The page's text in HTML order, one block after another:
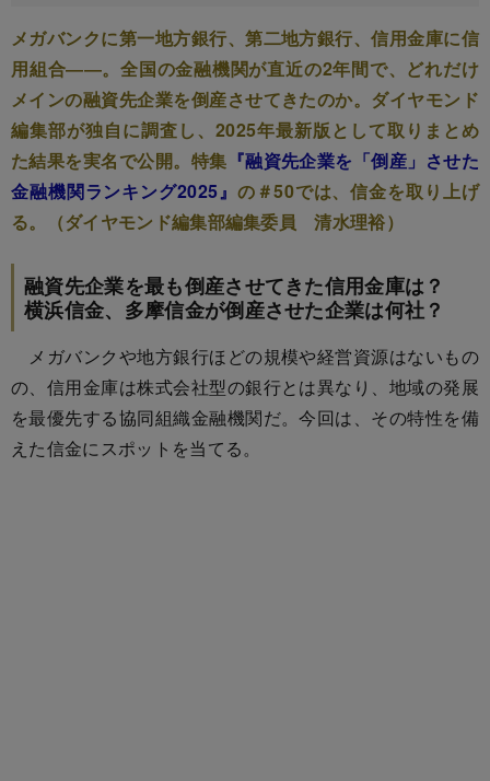
メガバンクに第一地方銀行、第二地方銀行、信用金庫に信
用組合――。全国の金融機関が直近の2年間で、どれだけ
メインの融資先企業を倒産させてきたのか。ダイヤモンド
編集部が独自に調査し、2025年最新版として取りまとめ
た結果を実名で公開。特集 『融資先企業を「倒産」させた
金融機関ランキング2025』 の＃50では、信金を取り上げ
る。（ダイヤモンド編集部編集委員 清水理裕）
融資先企業を最も倒産させてきた信用金庫は？
横浜信金、多摩信金が倒産させた企業は何社？
メガバンクや地方銀行ほどの規模や経営資源はないもの
の、信用金庫は株式会社型の銀行とは異なり、地域の発展
を最優先する協同組織金融機関だ。今回は、その特性を備
えた信金にスポットを当てる。